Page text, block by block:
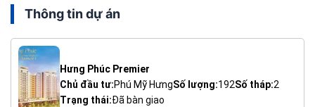
Thông tin dự án
Hưng Phúc Premier
Chủ đầu tư:Phú Mỹ HưngSố lượng:192Số tháp:2
Trạng thái:Đã bàn giao